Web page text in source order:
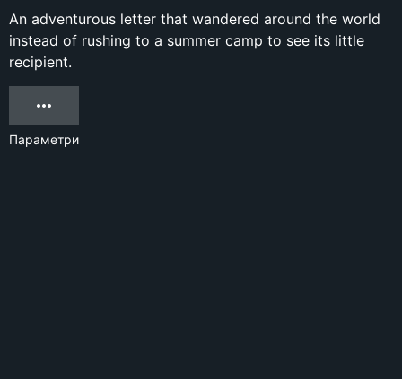
An adventurous letter that wandered around the world
instead of rushing to a summer camp to see its little
recipient.
Параметри